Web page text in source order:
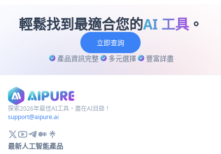
輕鬆找到最適合您的AI 工具。
立即查詢
產品資訊完整
多元選擇 豐富詳盡
探索2026年最佳AI工具，盡在AI目錄！
support@aipure.ai
最新人工智能產品